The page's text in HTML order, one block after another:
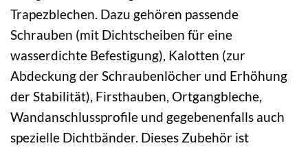
Trapezblechen. Dazu gehören passende
Schrauben (mit Dichtscheiben für eine
wasserdichte Befestigung), Kalotten (zur
Abdeckung der Schraubenlöcher und Erhöhung
der Stabilität), Firsthauben, Ortgangbleche,
Wandanschlussprofile und gegebenenfalls auch
spezielle Dichtbänder. Dieses Zubehör ist